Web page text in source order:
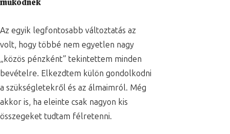
működnek
Az egyik legfontosabb változtatás az
volt, hogy többé nem egyetlen nagy
„közös pénzként” tekintettem minden
bevételre. Elkezdtem külön gondolkodni
a szükségletekről és az álmaimról. Még
akkor is, ha eleinte csak nagyon kis
összegeket tudtam félretenni.